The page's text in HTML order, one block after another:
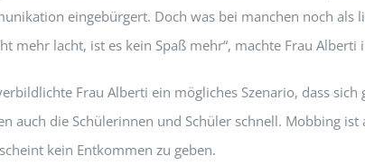
eingebürgert. Doch was bei manchen noch
mehr lacht, ist es kein Spaß mehr“, machte Frau
Frau Alberti ein mögliches Szenario, dass
auch die Schülerinnen und Schüler schnell. Mobbing
kein Entkommen zu geben.